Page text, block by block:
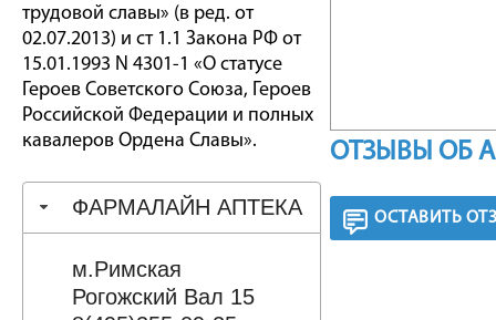
трудовой славы» (в ред. от
02.07.2013) и ст 1.1 Закона РФ от
15.01.1993 N 4301-1 «О статусе
Героев Советского Союза, Героев
Российской Федерации и полных
кавалеров Ордена Славы».
ФАРМАЛАЙН АПТЕКА
м.Римская
Рогожский Вал 15
ОТЗЫВЫ ОБ
ОСТАВИТЬ